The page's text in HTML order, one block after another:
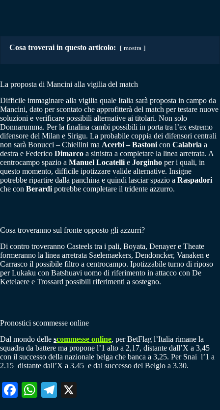
Cosa troverai in questo articolo: mostra
La proposta di Mancini alla vigilia del match
Difficile immaginare alla vigilia quale Italia sarà proposta in campo da
Mancini, dato per scontato che approfitterà del match per testare nuove
soluzioni e verificare possibili alternative ai titolari. Non solo
Donnarumma. Per la finalina cambi possibili in porta tra l’ex estremo
difensore del Milan e Sirigu. La probabile coppia dei difensori centrali
non sarà Bonucci – Chiellini ma Acerbi – Bastoni con Calabria a
destra e Federico Dimarco a sinistra a completare la linea arretrata. A
centrocampo spazio a Manuel Locatelli e Jorginho per i quali, in
questo momento, difficile ipotizzare valide alternative. Insigne
potrebbe ripartire dalla panchina e quindi lasciar spazio a Raspadori
che con Berardi potrebbe completare il tridente azzurro.
Cosa troveranno sul fronte opposto gli azzurri?
Di contro troveranno Casteels tra i pali, Boyata, Denayer e Theate
formeranno la linea arretrata Saelemaekers, Dendoncker, Vanaken e
Carrasco il possibile filtro a centrocampo. Ipotizzabile turno di riposo
per Lukaku con Batshuavi uomo di riferimento in attacco con De
Ketelaere e Trossard possibili riferimenti a sostegno.
Pronostici scommesse online
Dal mondo delle scommesse online, per BetFlag l’Italia rimane la
squadra da battere ma propone l’1 alto a 2,17, distante dall’X a 3,45
con il successo della nazionale belga che banca a 3,25. Per Snai l’1 a
2.15 distante dall’X a 3.45 e dal successo del Belgio a 3.30.
Fa W
Te